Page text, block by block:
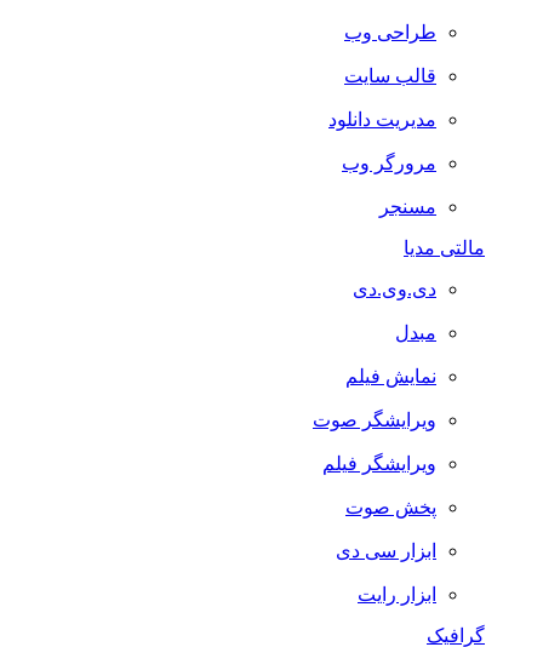
طراحی وب
قالب سایت
مدیریت دانلود
مرورگر وب
مسنجر
مالتی مدیا
دی.وی.دی
مبدل
نمایش فیلم
ویرایشگر صوت
ویرایشگر فیلم
پخش صوت
ابزار سی دی
ابزار رایت
گرافیک